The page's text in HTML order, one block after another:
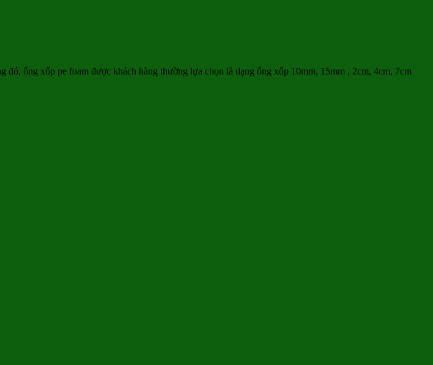
ống xốp pe foam được khách hàng thường lựa chọn là dạng ống xốp 10mm, 15mm , 2cm, 4cm, 7cm